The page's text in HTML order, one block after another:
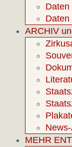
Daten
Daten
ARCHIV
MEHR